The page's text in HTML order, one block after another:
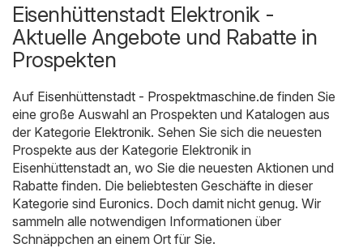
Eisenhüttenstadt Elektronik -
Aktuelle Angebote und Rabatte in
Prospekten
Auf Eisenhüttenstadt - Prospektmaschine.de finden Sie
eine große Auswahl an Prospekten und Katalogen aus
der Kategorie Elektronik. Sehen Sie sich die neuesten
Prospekte aus der Kategorie Elektronik in
Eisenhüttenstadt an, wo Sie die neuesten Aktionen und
Rabatte finden. Die beliebtesten Geschäfte in dieser
Kategorie sind Euronics. Doch damit nicht genug. Wir
sammeln alle notwendigen Informationen über
Schnäppchen an einem Ort für Sie.